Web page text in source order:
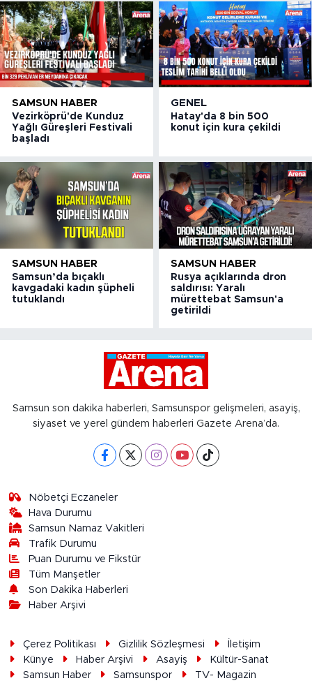
SAMSUN HABER
Vezirköprü'de Kunduz
Yağlı Güreşleri Festivali
başladı
GENEL
Hatay'da 8 bin 500
konut için kura çekildi
SAMSUN HABER
Samsun’da bıçaklı
kavgadaki kadın şüpheli
tutuklandı
SAMSUN HABER
Rusya açıklarında dron
saldırısı: Yaralı
mürettebat Samsun'a
getirildi
Samsun son dakika haberleri, Samsunspor gelişmeleri, asayiş,
siyaset ve yerel gündem haberleri Gazete Arena’da.
Nöbetçi Eczaneler
Hava Durumu
Samsun Namaz Vakitleri
Trafik Durumu
Puan Durumu ve Fikstür
Tüm Manşetler
Son Dakika Haberleri
Haber Arşivi
Çerez Politikası Gizlilik Sözleşmesi
İletişim
Künye
Haber Arşivi Asayiş
Kültür-Sanat
Samsun Haber
Samsunspor TV- Magazin